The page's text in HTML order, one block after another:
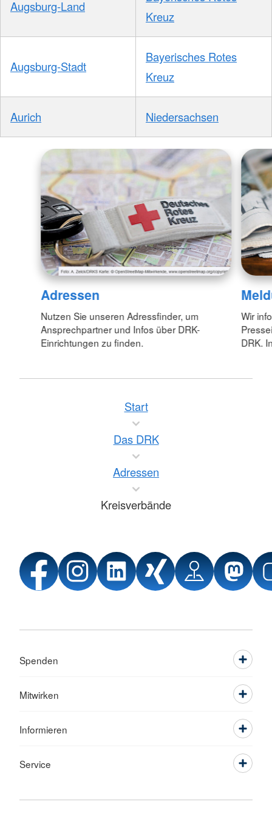
Augsburg-Land
Kreuz
Augsburg-Stadt
Bayerisches Rotes
Kreuz
Aurich Niedersachsen
Adressen
Nutzen Sie unseren Adressfinder, um
Ansprechpartner und Infos über DRK-
Einrichtungen zu finden.
Wir
DRK.
Start
Das DRK
Adressen
Kreisverbände
Spenden
Mitwirken
Informieren
Service